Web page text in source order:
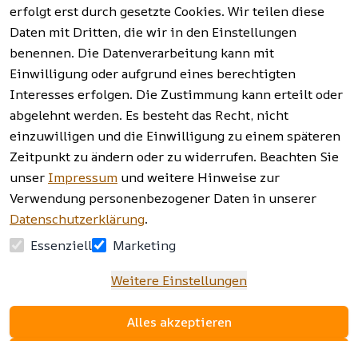
erfolgt erst durch gesetzte Cookies. Wir teilen diese
Daten mit Dritten, die wir in den Einstellungen
benennen. Die Datenverarbeitung kann mit
Einwilligung oder aufgrund eines berechtigten
Interesses erfolgen. Die Zustimmung kann erteilt oder
abgelehnt werden. Es besteht das Recht, nicht
einzuwilligen und die Einwilligung zu einem späteren
Zeitpunkt zu ändern oder zu widerrufen. Beachten Sie
unser Impressum und weitere Hinweise zur
Verwendung personenbezogener Daten in unserer
Datenschutzerklärung.
Essenziell
Marketing
Weitere Einstellungen
Alles akzeptieren
Vertrag
widerrufen
Facebook |
Instagram |
Newsletter
AGB | Impressum |
Datenschutzerklärung |
Barrierefreiheitserklärung |
Widerrufsrecht